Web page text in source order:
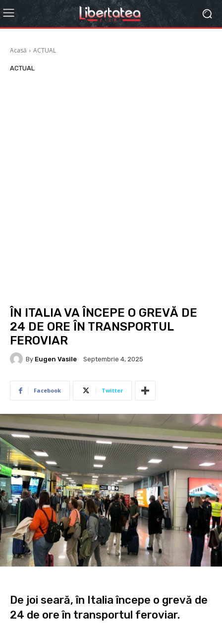
Acasă ACTUAL
ACTUAL
ÎN ITALIA VA ÎNCEPE O GREVĂ DE
24 DE ORE ÎN TRANSPORTUL
FEROVIAR
By Eugen Vasile Septembrie 4, 2025
Facebook Twitter
De joi seară, în Italia începe o grevă de
24 de ore în transportul feroviar.